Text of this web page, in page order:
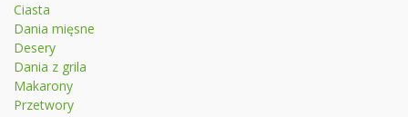
Ciasta
Dania mięsne
Desery
Dania z grila
Makarony
Przetwory